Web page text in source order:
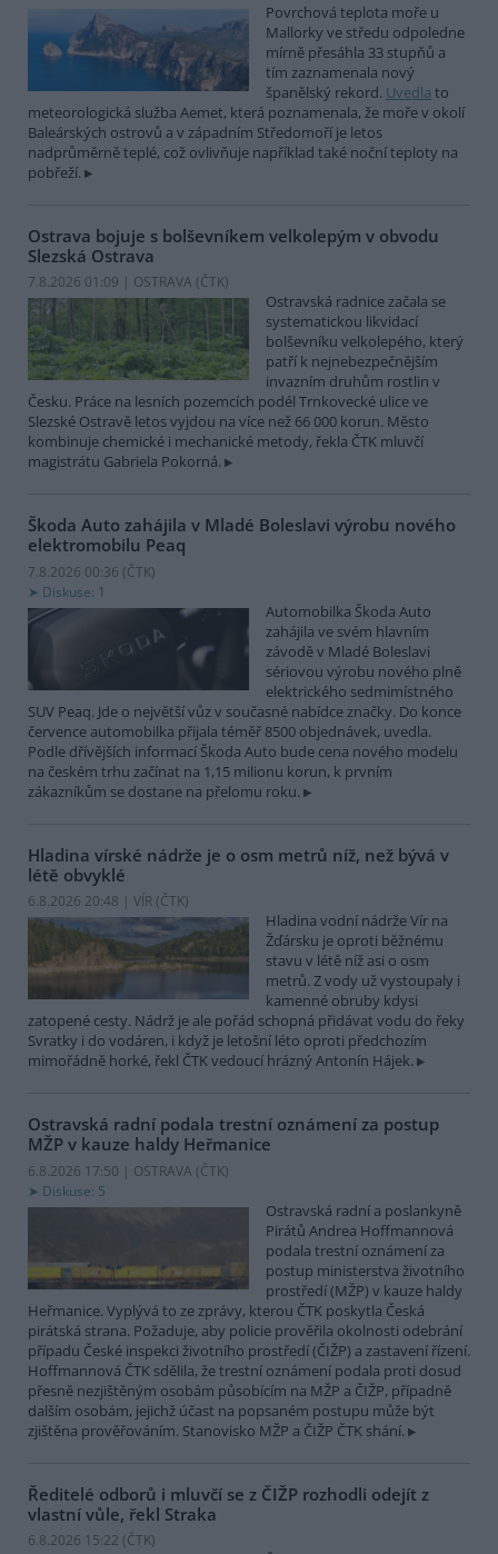
Povrchová teplota moře u
Mallorky ve středu odpoledne
mírně přesáhla 33 stupňů a
tím zaznamenala nový
španělský rekord. Uvedla to
meteorologická služba Aemet, která poznamenala, že moře v okolí
Baleárských ostrovů a v západním Středomoří je letos
nadprůměrně teplé, což ovlivňuje například také noční teploty na
pobřeží.
Ostrava bojuje s bolševníkem velkolepým v obvodu
Slezská Ostrava
7.8.2026 01:09 | OSTRAVA (ČTK)
Ostravská radnice začala se
systematickou likvidací
bolševníku velkolepého, který
patří k nejnebezpečnějším
invazním druhům rostlin v
Česku. Práce na lesních pozemcích podél Trnkovecké ulice ve
Slezské Ostravě letos vyjdou na více než 66 000 korun. Město
kombinuje chemické i mechanické metody, řekla ČTK mluvčí
magistrátu Gabriela Pokorná.
Škoda Auto zahájila v Mladé Boleslavi výrobu nového
elektromobilu Peaq
7.8.2026 00:36 (ČTK)
Diskuse: 1
Automobilka Škoda Auto
zahájila ve svém hlavním
závodě v Mladé Boleslavi
sériovou výrobu nového plně
elektrického sedmimístného
SUV Peaq. Jde o největší vůz v současné nabídce značky. Do konce
července automobilka přijala téměř 8500 objednávek, uvedla.
Podle dřívějších informací Škoda Auto bude cena nového modelu
na českém trhu začínat na 1,15 milionu korun, k prvním
zákazníkům se dostane na přelomu roku.
Hladina vírské nádrže je o osm metrů níž, než bývá v
létě obvyklé
6.8.2026 20:48 | VÍR (ČTK)
Hladina vodní nádrže Vír na
Žďársku je oproti běžnému
stavu v létě níž asi o osm
metrů. Z vody už vystoupaly i
kamenné obruby kdysi
zatopené cesty. Nádrž je ale pořád schopná přidávat vodu do řeky
Svratky i do vodáren, i když je letošní léto oproti předchozím
mimořádně horké, řekl ČTK vedoucí hrázný Antonín Hájek.
Ostravská radní podala trestní oznámení za postup
MŽP v kauze haldy Heřmanice
6.8.2026 17:50 | OSTRAVA (ČTK)
Diskuse: 5
Ostravská radní a poslankyně
Pirátů Andrea Hoffmannová
podala trestní oznámení za
postup ministerstva životního
prostředí (MŽP) v kauze haldy
Heřmanice. Vyplývá to ze zprávy, kterou ČTK poskytla Česká
pirátská strana. Požaduje, aby policie prověřila okolnosti odebrání
případu České inspekci životního prostředí (ČIŽP) a zastavení řízení.
Hoffmannová ČTK sdělila, že trestní oznámení podala proti dosud
přesně nezjištěným osobám působícím na MŽP a ČIŽP, případně
dalším osobám, jejichž účast na popsaném postupu může být
zjištěna prověřováním. Stanovisko MŽP a ČIŽP ČTK shání.
Ředitelé odborů i mluvčí se z ČIŽP rozhodli odejít z
vlastní vůle, řekl Straka
6.8.2026 15:22 (ČTK)